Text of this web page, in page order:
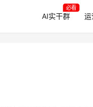
AI实干群
必看
运